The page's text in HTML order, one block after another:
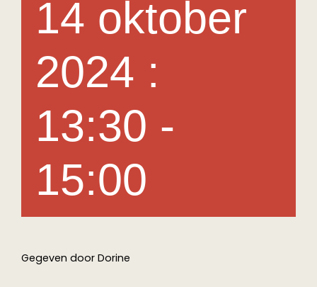
Medewerkers
Contact
Agenda
14 oktober
2024 :
13:30 -
15:00
Gegeven door Dorine